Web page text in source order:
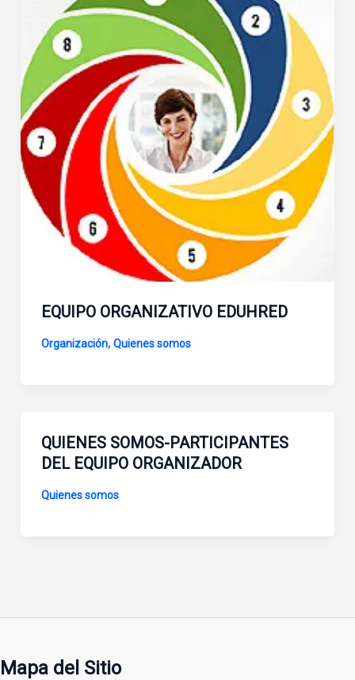
EQUIPO ORGANIZATIVO EDUHRED
Organización,Quienes somos
QUIENES SOMOS-PARTICIPANTES
DEL EQUIPO ORGANIZADOR
Quienes somos
Mapa del Sitio